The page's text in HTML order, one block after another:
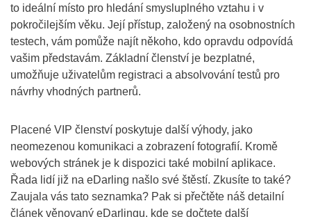
to ideální místo pro hledání smysluplného vztahu i v
pokročilejším věku. Její přístup, založený na osobnostních
testech, vám pomůže najít někoho, kdo opravdu odpovídá
vašim představám. Základní členství je bezplatné,
umožňuje uživatelům registraci a absolvování testů pro
návrhy vhodných partnerů.
Placené VIP členství poskytuje další výhody, jako
neomezenou komunikaci a zobrazení fotografií. Kromě
webových stránek je k dispozici také mobilní aplikace.
Řada lidí již na eDarling našlo své štěstí. Zkusíte to také?
Zaujala vás tato seznamka? Pak si přečtěte náš detailní
článek věnovaný eDarlingu, kde se dočtete další